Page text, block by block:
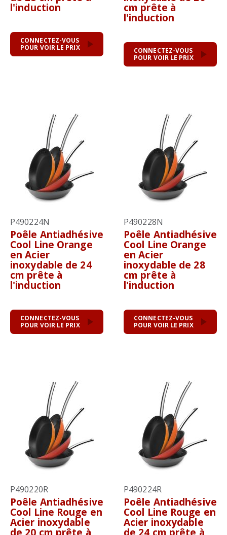
l'induction
CONNECTEZ-VOUS
POUR VOIR LE PRIX
cm prête à
l'induction
CONNECTEZ-VOUS
POUR VOIR LE PRIX
P490224N
Poêle Antiadhésive
Cool Line Orange
en Acier
inoxydable de 24
cm prête à
l'induction
CONNECTEZ-VOUS
POUR VOIR LE PRIX
P490228N
Poêle Antiadhésive
Cool Line Orange
en Acier
inoxydable de 28
cm prête à
l'induction
CONNECTEZ-VOUS
POUR VOIR LE PRIX
P490220R
Poêle Antiadhésive
Cool Line Rouge en
Acier inoxydable
P490224R
Poêle Antiadhésive
Cool Line Rouge en
Acier inoxydable